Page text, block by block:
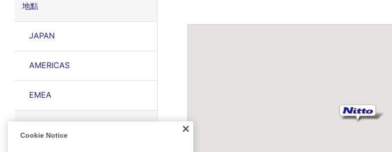
地點
JAPAN
AMERICAS
EMEA
EAST ASIA
Cookie Notice